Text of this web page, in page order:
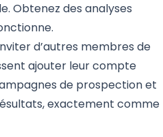
Obtenez des analyses
d’autres membres de
ajouter leur compte
de prospection et
exactement comme